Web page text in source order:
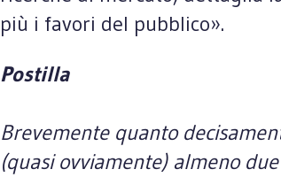
più i favori del pubblico».
Postilla
Brevemente quanto
(quasi ovviamente) almeno